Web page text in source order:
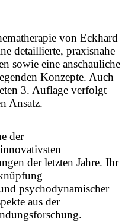
von Eckhard
detaillierte, praxisnahe
sowie eine anschauliche
Konzepte. Auch
3. Auflage verfolgt
Ansatz.
der
der letzten Jahre. Ihr
psychodynamischer
aus der